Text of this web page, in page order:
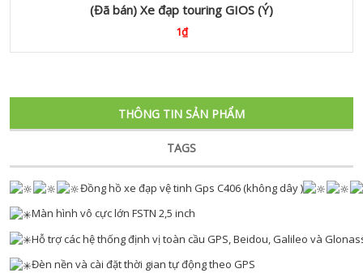
(Đã bán) Xe đạp touring GIOS (Ý)
1₫
THÔNG TIN SẢN PHẨM
TAGS
Đồng hồ xe đạp vệ tinh Gps C406 (không dây )
Màn hình vô cực lớn FSTN 2,5 inch
Hỗ trợ các hệ thống định vị toàn cầu GPS, Beidou, Galileo và
Đèn nền và cài đặt thời gian tự động theo GPS